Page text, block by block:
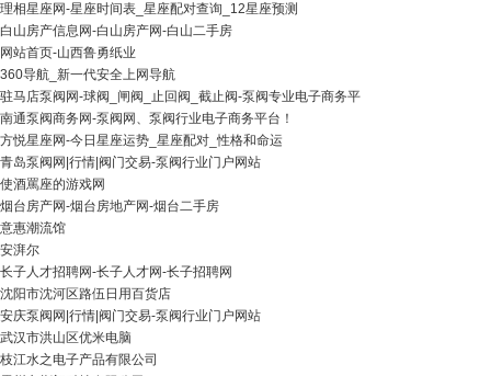
理相星座网-星座时间表_星座配对查询_12星座预测
白山房产信息网-白山房产网-白山二手房
网站首页-山西鲁勇纸业
360导航_新一代安全上网导航
驻马店泵阀网-球阀_闸阀_止回阀_截止阀-泵阀专业电子商务平
南通泵阀商务网-泵阀网、泵阀行业电子商务平台！
方悦星座网-今日星座运势_星座配对_性格和命运
青岛泵阀网|行情|阀门交易-泵阀行业门户网站
使酒罵座的游戏网
烟台房产网-烟台房地产网-烟台二手房
意惠潮流馆
安湃尔
长子人才招聘网-长子人才网-长子招聘网
沈阳市沈河区路伍日用百货店
安庆泵阀网|行情|阀门交易-泵阀行业门户网站
武汉市洪山区优米电脑
枝江水之电子产品有限公司